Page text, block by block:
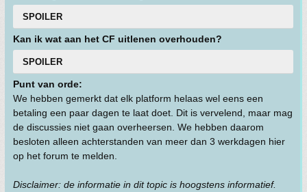
SPOILER
Kan ik wat aan het CF uitlenen overhouden?
SPOILER
Punt van orde:
We hebben gemerkt dat elk platform helaas wel eens een
betaling een paar dagen te laat doet. Dit is vervelend, maar mag
de discussies niet gaan overheersen. We hebben daarom
besloten alleen achterstanden van meer dan 3 werkdagen hier
op het forum te melden.
Disclaimer: de informatie in dit topic is hoogstens informatief.